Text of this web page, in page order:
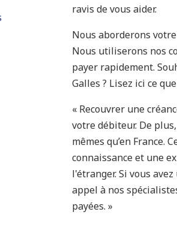
ravis de vous aider.
Nous aborderons
Nous utiliserons nos
payer rapidement.
Galles ? Lisez ici ce
« Recouvrer une
votre débiteur. De
mêmes qu’en France.
connaissance et une
l'étranger. Si vous
appel à nos
payées. »